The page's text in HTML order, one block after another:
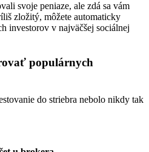
svoje peniaze, ale zdá sa vám
zložitý, môžete automaticky
investorov v najväčšej sociálnej
populárnych
do striebra nebolo nikdy tak